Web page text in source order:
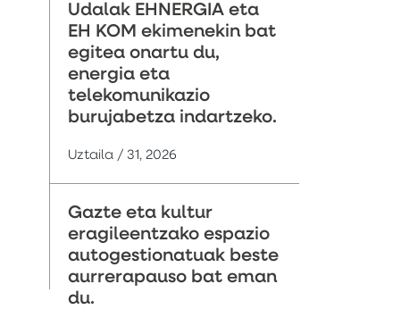
Udalak EHNERGIA eta
EH KOM ekimenekin bat
egitea onartu du,
energia eta
telekomunikazio
burujabetza indartzeko.
Uztaila / 31, 2026
Gazte eta kultur
eragileentzako espazio
autogestionatuak beste
aurrerapauso bat eman
du.